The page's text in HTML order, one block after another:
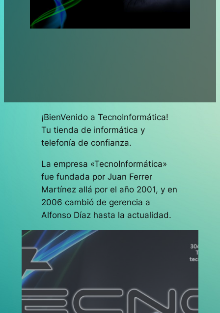
¡BienVenido a TecnoInformática!
Tu tienda de informática y
telefonía de confianza.
La empresa «TecnoInformática»
fue fundada por Juan Ferrer
Martínez allá por el año 2001, y en
2006 cambió de gerencia a
Alfonso Díaz hasta la actualidad.